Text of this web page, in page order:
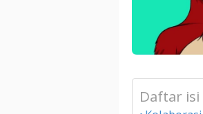
Daftar isi